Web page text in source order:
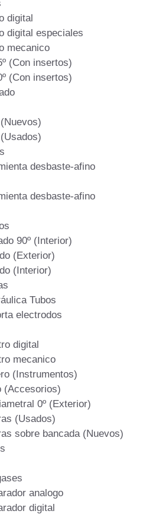
digital
digital especiales
mecanico
(Con insertos)
(Con insertos)
desbaste-afino
desbaste-afino
90º (Interior)
(Exterior)
(Interior)
Tubos
electrodos
digital
mecanico
(Instrumentos)
(Accesorios)
0º (Exterior)
(Usados)
sobre bancada (Nuevos)
analogo
digital